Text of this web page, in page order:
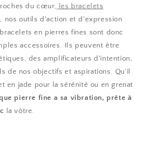
du cœur, les bracelets
nos outils d'action et d'expression
en pierres fines sont donc
accessoires. Ils peuvent être
des amplificateurs d'intention,
de nos objectifs et aspirations. Qu'il
en jade pour la sérénité ou en grenat
pierre fine a sa vibration, prête à
la vôtre.